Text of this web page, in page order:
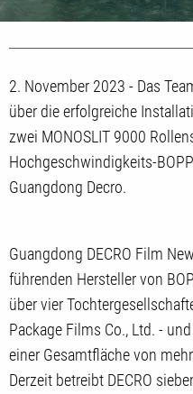
2. November 2023 - Das
über die erfolgreiche
zwei MONOSLIT 9000
Hochgeschwindigkeits-
Guangdong Decro.
Guangdong DECRO Film
führenden Hersteller von
über vier
Package Films Co., Ltd. -
einer Gesamtfläche von
Derzeit betreibt DECRO